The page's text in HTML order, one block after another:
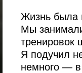
Жизнь была
Мы
тренировок
Я подучил
немного —